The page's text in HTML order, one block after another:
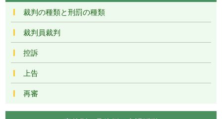
裁判の種類と刑罰の種類
裁判員裁判
控訴
上告
再審